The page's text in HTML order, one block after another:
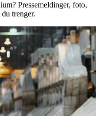
Pressemeldinger, foto,
trenger.